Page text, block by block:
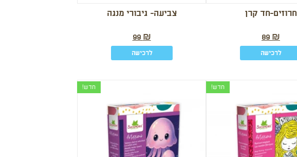
חרוזים-חד קרן
89 ₪
לרכישה
צביעה- גיבורי מנגה
99 ₪
לרכישה
חדש! חדש!